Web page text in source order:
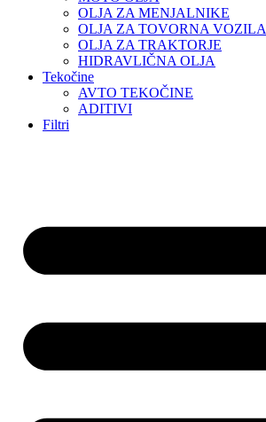
OLJA ZA MENJALNIKE
OLJA ZA TOVORNA VOZILA
OLJA ZA TRAKTORJE
HIDRAVLIČNA OLJA
Tekočine
AVTO TEKOČINE
ADITIVI
Filtri